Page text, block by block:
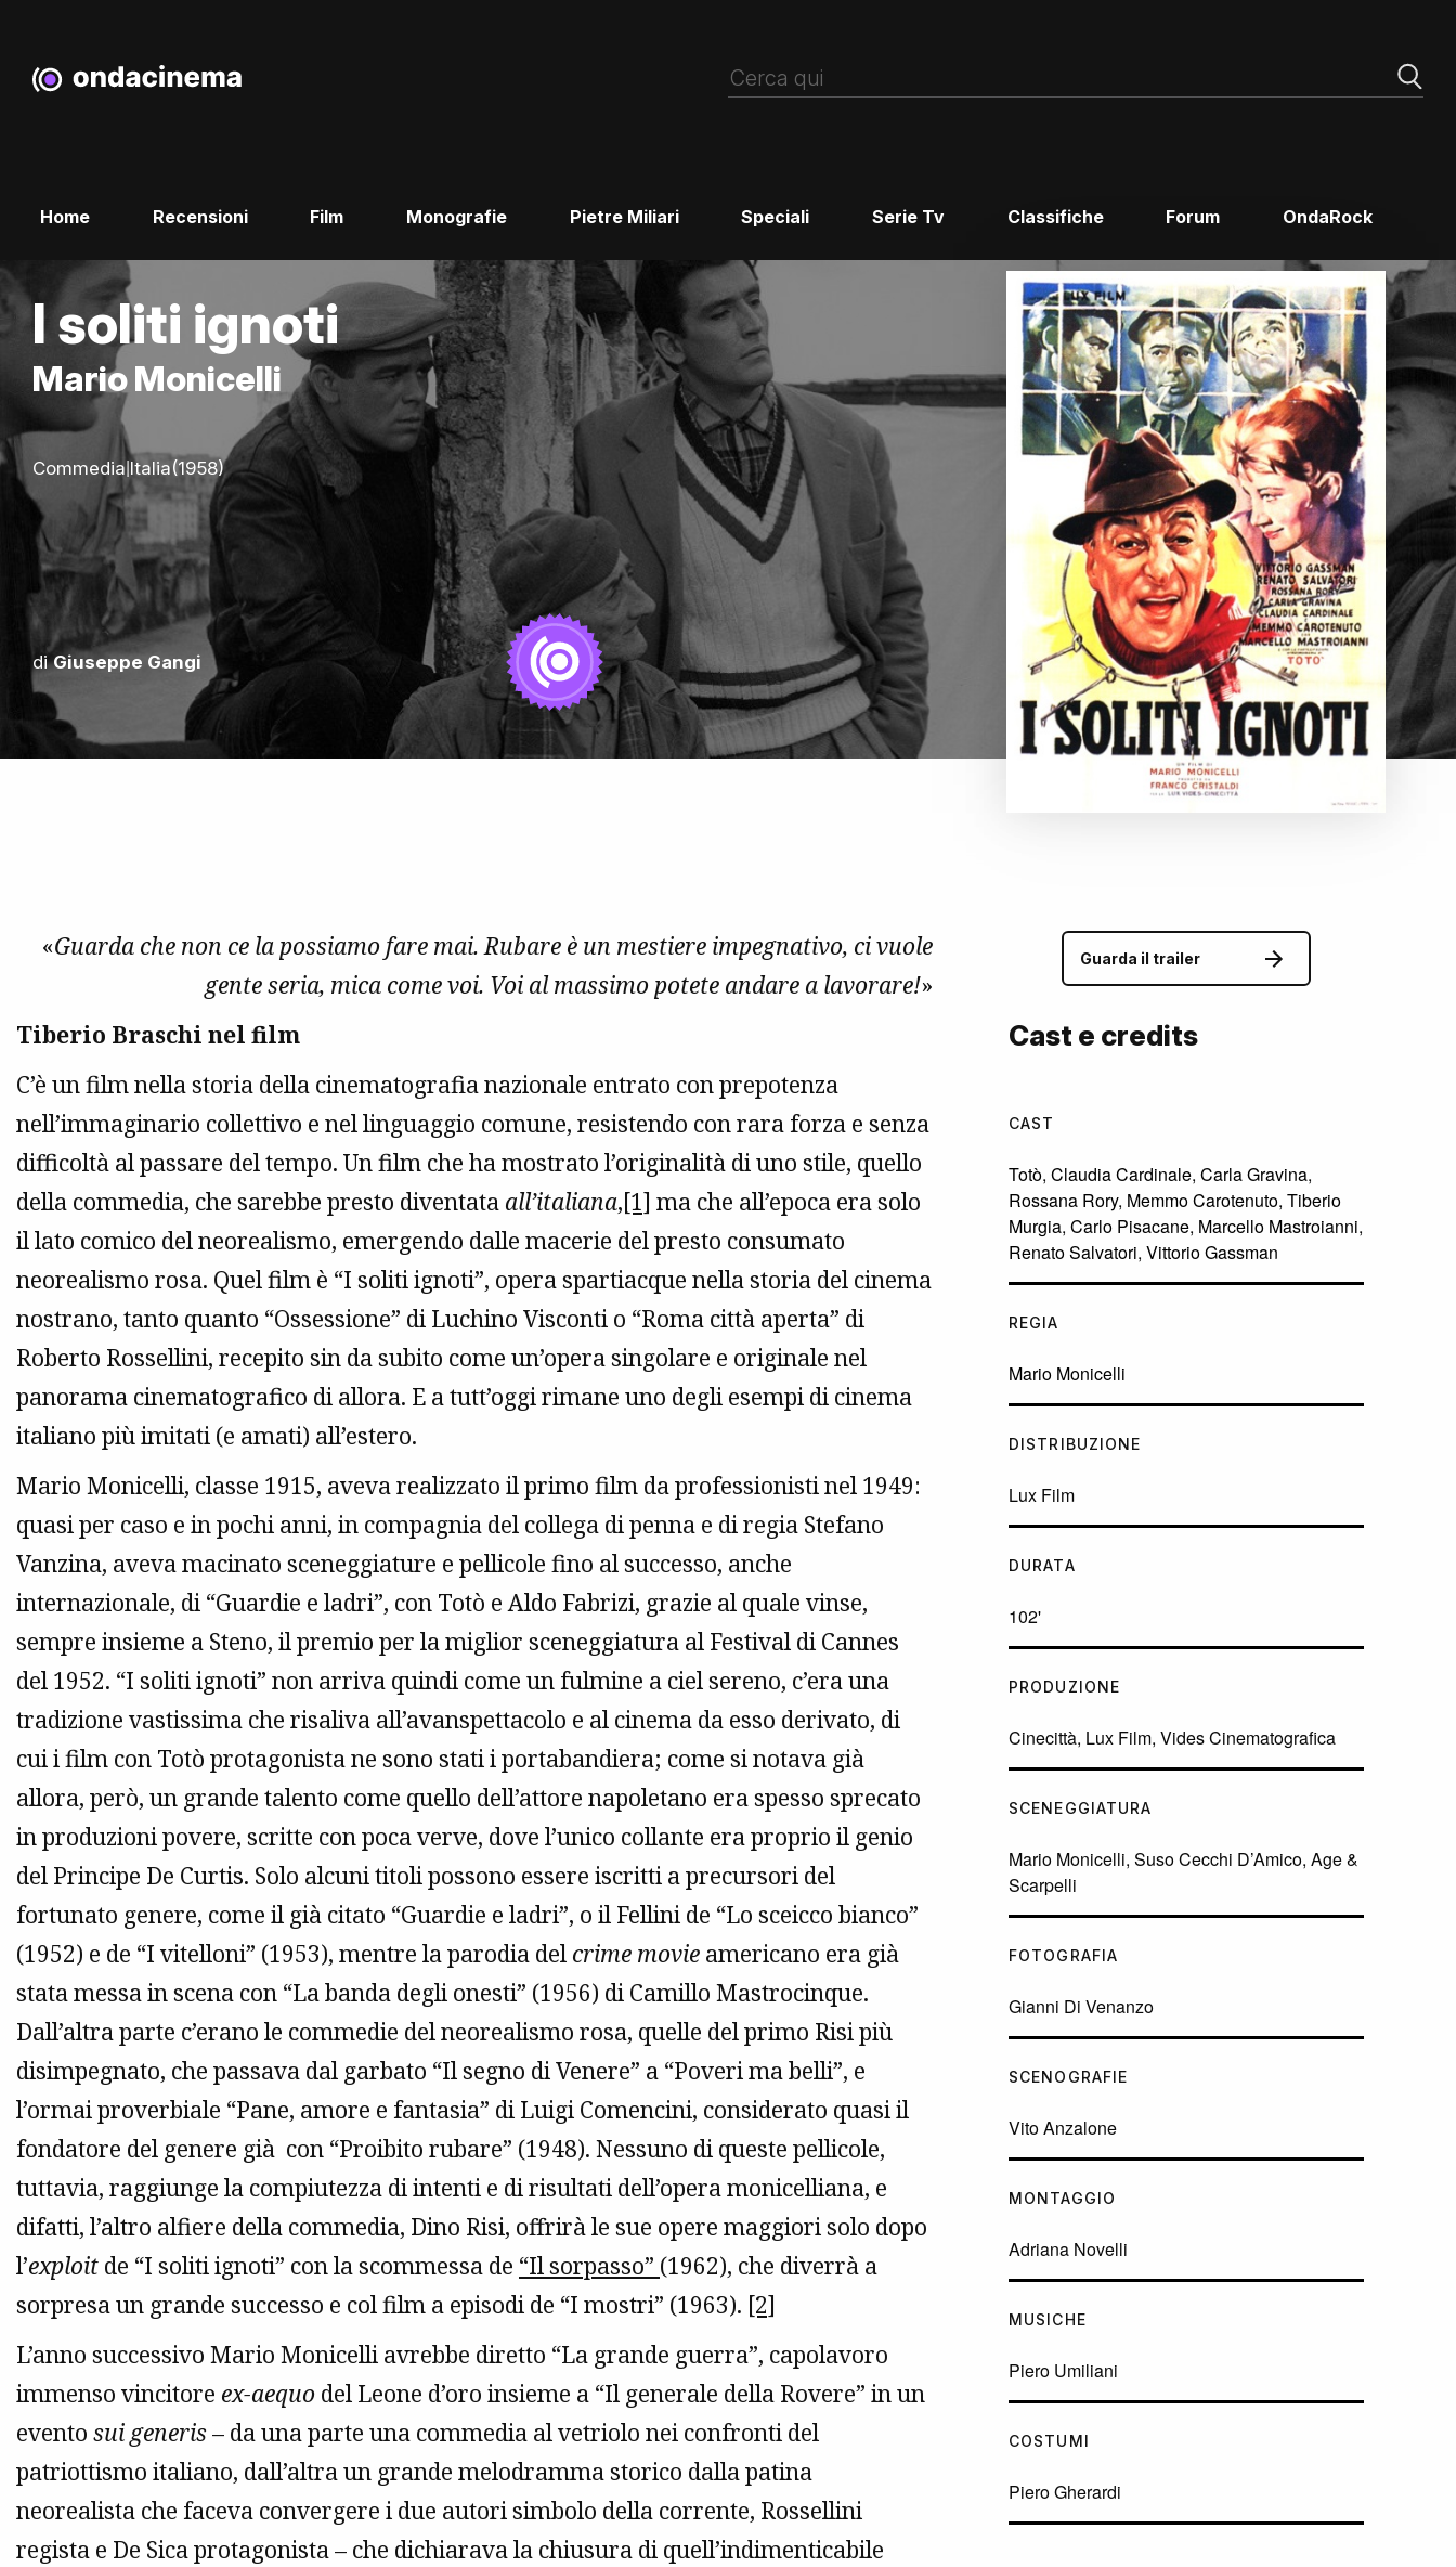
Home Recensioni Film Monografie Pietre Miliari Speciali Serie Tv Classifiche Forum OndaRock
I soliti ignoti
Mario Monicelli
Commedia|Italia(1958)
diGiuseppe Gangi
«Guarda che non ce la possiamo fare mai. Rubare è un mestiere impegnativo, ci vuole
gente seria, mica come voi. Voi al massimo potete andare a lavorare!»
Tiberio Braschi nel film
C’è un film nella storia della cinematografia nazionale entrato con prepotenza
nell’immaginario collettivo e nel linguaggio comune, resistendo con rara forza e senza
difficoltà al passare del tempo. Un film che ha mostrato l’originalità di uno stile, quello
della commedia, che sarebbe presto diventata all’italiana,[1] ma che all’epoca era solo
il lato comico del neorealismo, emergendo dalle macerie del presto consumato
neorealismo rosa. Quel film è “I soliti ignoti”, opera spartiacque nella storia del cinema
nostrano, tanto quanto “Ossessione” di Luchino Visconti o “Roma città aperta” di
Roberto Rossellini, recepito sin da subito come un’opera singolare e originale nel
panorama cinematografico di allora. E a tutt’oggi rimane uno degli esempi di cinema
italiano più imitati (e amati) all’estero.
Mario Monicelli, classe 1915, aveva realizzato il primo film da professionisti nel 1949:
quasi per caso e in pochi anni, in compagnia del collega di penna e di regia Stefano
Vanzina, aveva macinato sceneggiature e pellicole fino al successo, anche
internazionale, di “Guardie e ladri”, con Totò e Aldo Fabrizi, grazie al quale vinse,
sempre insieme a Steno, il premio per la miglior sceneggiatura al Festival di Cannes
del 1952. “I soliti ignoti” non arriva quindi come un fulmine a ciel sereno, c’era una
tradizione vastissima che risaliva all’avanspettacolo e al cinema da esso derivato, di
cui i film con Totò protagonista ne sono stati i portabandiera; come si notava già
allora, però, un grande talento come quello dell’attore napoletano era spesso sprecato
in produzioni povere, scritte con poca verve, dove l’unico collante era proprio il genio
del Principe De Curtis. Solo alcuni titoli possono essere iscritti a precursori del
fortunato genere, come il già citato “Guardie e ladri”, o il Fellini de “Lo sceicco bianco”
(1952) e de “I vitelloni” (1953), mentre la parodia del crime movie americano era già
stata messa in scena con “La banda degli onesti” (1956) di Camillo Mastrocinque.
Dall’altra parte c’erano le commedie del neorealismo rosa, quelle del primo Risi più
disimpegnato, che passava dal garbato “Il segno di Venere” a “Poveri ma belli”, e
l’ormai proverbiale “Pane, amore e fantasia” di Luigi Comencini, considerato quasi il
fondatore del genere già con “Proibito rubare” (1948). Nessuno di queste pellicole,
tuttavia, raggiunge la compiutezza di intenti e di risultati dell’opera monicelliana, e
difatti, l’altro alfiere della commedia, Dino Risi, offrirà le sue opere maggiori solo dopo
l’exploit de “I soliti ignoti” con la scommessa de “Il sorpasso” (1962), che diverrà a
sorpresa un grande successo e col film a episodi de “I mostri” (1963). [2]
L’anno successivo Mario Monicelli avrebbe diretto “La grande guerra”, capolavoro
immenso vincitore ex-aequo del Leone d’oro insieme a “Il generale della Rovere” in un
evento sui generis – da una parte una commedia al vetriolo nei confronti del
patriottismo italiano, dall’altra un grande melodramma storico dalla patina
neorealista che faceva convergere i due autori simbolo della corrente, Rossellini
regista e De Sica protagonista – che dichiarava la chiusura di quell’indimenticabile
Guarda il trailer
Cast e credits
CAST
Totò, Claudia Cardinale, Carla Gravina,
Rossana Rory, Memmo Carotenuto, Tiberio
Murgia, Carlo Pisacane, Marcello Mastroianni,
Renato Salvatori, Vittorio Gassman
REGIA
Mario Monicelli
DISTRIBUZIONE
Lux Film
DURATA
102'
PRODUZIONE
Cinecittà, Lux Film, Vides Cinematografica
SCENEGGIATURA
Mario Monicelli, Suso Cecchi D’Amico, Age &
Scarpelli
FOTOGRAFIA
Gianni Di Venanzo
SCENOGRAFIE
Vito Anzalone
MONTAGGIO
Adriana Novelli
MUSICHE
Piero Umiliani
COSTUMI
Piero Gherardi